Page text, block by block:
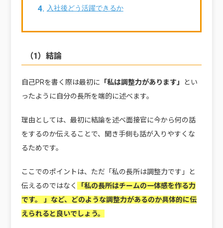
入社後どう活躍できるか
（1）結論
自己PRを書く際は最初に 「私は調整力があります」
とい
ったように自分の長所を端的に述べます。
理由としては、最初に結論を述べ面接官に今から何の話
をするのか伝えることで、聞き手側も話が入りやすくな
るためです。
ここでのポイントは、ただ「私の長所は調整力です」と
伝えるのではなく
「私の長所はチームの一体感を作る力
です。 」など、どのような調整力があるのか具体的に伝
えられると良いでしょう。